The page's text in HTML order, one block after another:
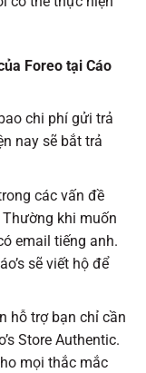
Foreo tại Cáo
chi phí gửi trả
nay sẽ bắt trả
các vấn đề
khi muốn
email tiếng anh.
sẽ viết hộ để
hỗ trợ bạn chỉ cần
Store Authentic.
mọi thắc mắc